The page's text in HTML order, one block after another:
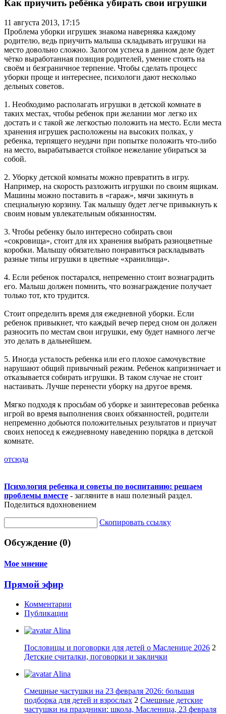
Как приучить ребёнка убирать свои игрушки
11 августа 2013, 17:15
Проблема уборки игрушек знакома наверняка каждому
родителю, ведь приучить малыша складывать игрушки на
место довольно сложно. Залогом успеха в данном деле будет
чётко выработанная позиция родителей, умение стоять на
своём и безграничное терпение. Чтобы сделать процесс
уборки проще и интереснее, психологи дают несколько
дельных советов.
1. Необходимо располагать игрушки в детской комнате в
таких местах, чтобы ребенок при желании мог легко их
достать и с такой же легкостью положить на место. Если места
хранения игрушек расположены на высоких полках, у
ребенка, терпящего неудачи при попытке положить что-либо
на место, вырабатывается стойкое нежелание убираться за
собой.
2. Уборку детской комнаты можно превратить в игру.
Например, на скорость разложить игрушки по своим ящикам.
Машины можно поставить в «гараж», мячи закинуть в
специальную корзину. Так малышу будет легче привыкнуть к
своим новым увлекательным обязанностям.
3. Чтобы ребенку было интересно собирать свои
«сокровища», стоит для их хранения выбрать разноцветные
коробки. Малышу обязательно понравиться раскладывать
разные типы игрушки в цветные «хранилища».
4. Если ребенок постарался, непременно стоит вознаградить
его. Малыш должен помнить, что вознаграждение получает
только тот, кто трудится.
Стоит определить время для ежедневной уборки. Если
ребенок привыкнет, что каждый вечер перед сном он должен
разносить по местам свои игрушки, ему будет намного легче
это делать в дальнейшем.
5. Иногда усталость ребенка или его плохое самочувствие
нарушают общий привычный режим. Ребенок капризничает и
отказывается собирать игрушки. В таком случае не стоит
настаивать. Лучше перенести уборку на другое время.
Мягко подходя к просьбам об уборке и заинтересовав ребенка
игрой во время выполнения своих обязанностей, родители
непременно добьются положительных результатов и приучат
своих непосед к ежедневному наведению порядка в детской
комнате.
отсюда
Психология ребенка и советы по воспитанию: решаем
проблемы вместе - загляните в наш полезный раздел.
Поделиться вдохновением
Скопировать ссылку
Обсуждение (0)
Мое мнение
Прямой эфир
Комментарии
Публикации
Alina
Пословицы и поговорки для детей о Масленице 2026 2
Детские считалки, поговорки и заклички
Alina
Смешные частушки на 23 февраля 2026: большая
подборка для детей и взрослых 2 Смешные детские
частушки на праздники: школа, Масленица, 23 февраля